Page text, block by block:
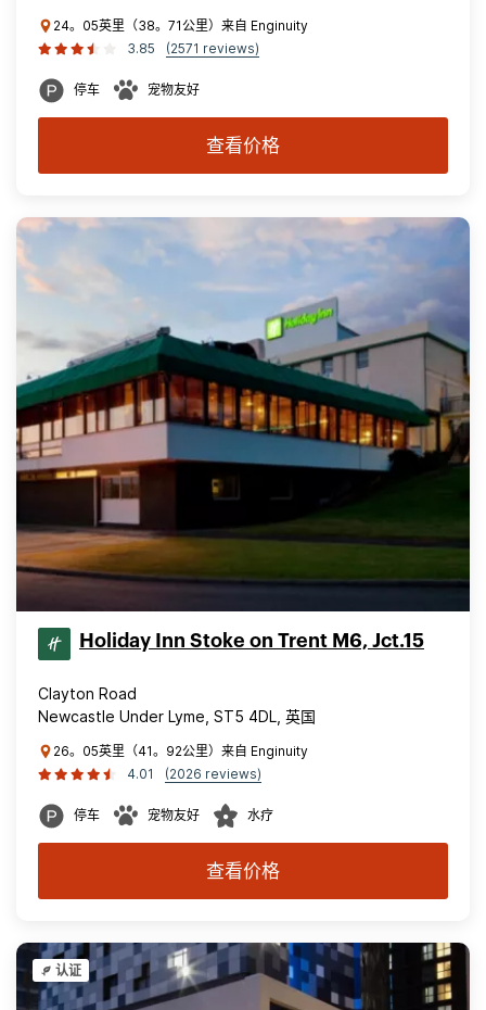
24。05英里（38。71公里）来自 Enginuity
3.85
(2571 reviews)
停车 宠物友好
查看价格
Holiday Inn Stoke on Trent M6, Jct.15
Clayton Road
Newcastle Under Lyme, ST5 4DL, 英国
26。05英里（41。92公里）来自 Enginuity
4.01
(2026 reviews)
停车 宠物友好 水疗
查看价格
认证